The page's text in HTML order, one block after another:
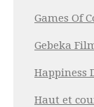
Games Of
Gebeka
Happiness
Haut et